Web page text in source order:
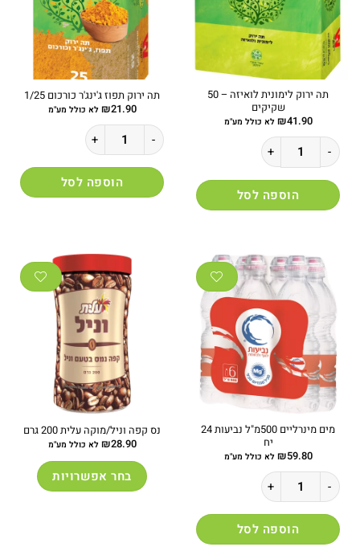
תה ירוק לימונית לואיזה – 50
שקיקים
₪41.90 לא כולל מע"מ
כמות של תה ירוק לימונית לואיזה - 50 שקיקים
הוספה לסל
תה ירוק תפוז ג'ינג'ר כורכום 1/25
₪21.90 לא כולל מע"מ
כמות של תה ירוק תפוז ג'ינג'ר כורכום 1/25
הוספה לסל
מים מינרליים 500מ"ל נביעות 24
יח
₪59.80 לא כולל מע"מ
כמות של מים מינרליים 500מ"ל נביעות 24 יח
הוספה לסל
נס קפה וניל/מוקה עלית 200 גרם
₪28.90 לא כולל מע"מ
בחר אפשרויות